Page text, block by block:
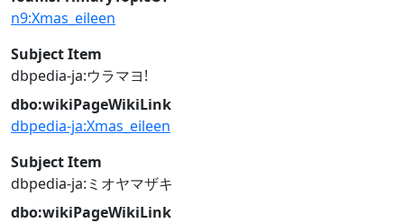
n9:Xmas_eileen
Subject Item
dbpedia-ja:ウラマヨ!
dbo:wikiPageWikiLink
dbpedia-ja:Xmas_eileen
Subject Item
dbpedia-ja:ミオヤマザキ
dbo:wikiPageWikiLink